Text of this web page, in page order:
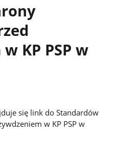
KP PSP w
się link do Standardów
w KP PSP w